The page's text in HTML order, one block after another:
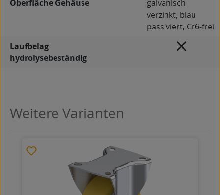
Oberfläche Gehäuse
galvanisch
verzinkt, blau
passiviert, Cr6-frei
Laufbelag
hydrolysebeständig
Produktgalerie überspringen
Weitere Varianten